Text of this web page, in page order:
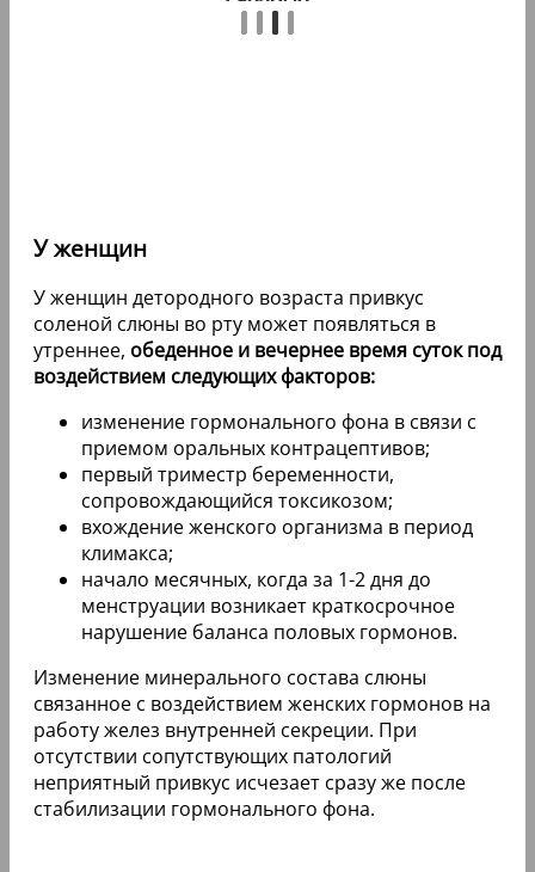
У женщин
У женщин детородного возраста привкус
соленой слюны во рту может появляться в
утреннее, обеденное и вечернее время суток под
воздействием следующих факторов:
изменение гормонального фона в связи с
приемом оральных контрацептивов;
первый триместр беременности,
сопровождающийся токсикозом;
вхождение женского организма в период
климакса;
начало месячных, когда за 1-2 дня до
менструации возникает краткосрочное
нарушение баланса половых гормонов.
Изменение минерального состава слюны
связанное с воздействием женских гормонов на
работу желез внутренней секреции. При
отсутствии сопутствующих патологий
неприятный привкус исчезает сразу же после
стабилизации гормонального фона.